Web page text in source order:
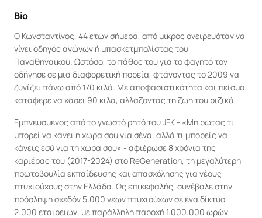
Bio
Ο Κωνσταντίνος, 44 ετών σήμερα, από μικρός ονειρευόταν να
γίνει οδηγός αγώνων ή μπασκετμπολίστας του
Παναθηναϊκού. Ωστόσο, το πάθος του για το φαγητό τον
οδήγησε σε μια διαφορετική πορεία, φτάνοντας το 2009 να
ζυγίζει πάνω από 170 κιλά. Με αποφασιστικότητα και πείσμα,
κατάφερε να χάσει 90 κιλά, αλλάζοντας τη ζωή του ριζικά.
Εμπνευσμένος από το γνωστό ρητό του JFK - «Μη ρωτάς τι
μπορεί να κάνει η χώρα σου για σένα, αλλά τι μπορείς να
κάνεις εσύ για τη χώρα σου» - αφιέρωσε 8 χρόνια της
καριέρας του (2017-2024) στο ReGeneration, τη μεγαλύτερη
πρωτοβουλία εκπαίδευσης και απασχόλησης για νέους
πτυχιούχους στην Ελλάδα. Ως επικεφαλής, συνέβαλε στην
πρόσληψη σχεδόν 5.000 νέων πτυχιούχων σε ένα δίκτυο
2.000 εταιρειών, με παράλληλη παροχή 1.000.000 ωρών